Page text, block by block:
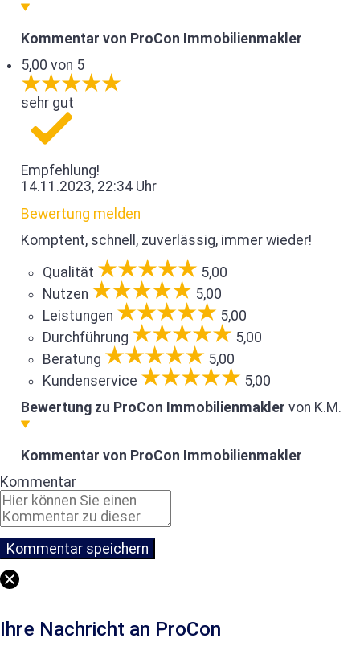
Kommentar von ProCon Immobilienmakler
5,00 von 5
sehr gut
Empfehlung!
14.11.2023, 22:34 Uhr
Bewertung melden
Komptent, schnell, zuverlässig, immer wieder!
Qualität
5,00
Nutzen
5,00
Leistungen
5,00
Durchführung
5,00
Beratung
5,00
Kundenservice
5,00
Bewertung zu ProCon Immobilienmakler von K.M.
Kommentar von ProCon Immobilienmakler
Kommentar
Ihre Nachricht an ProCon